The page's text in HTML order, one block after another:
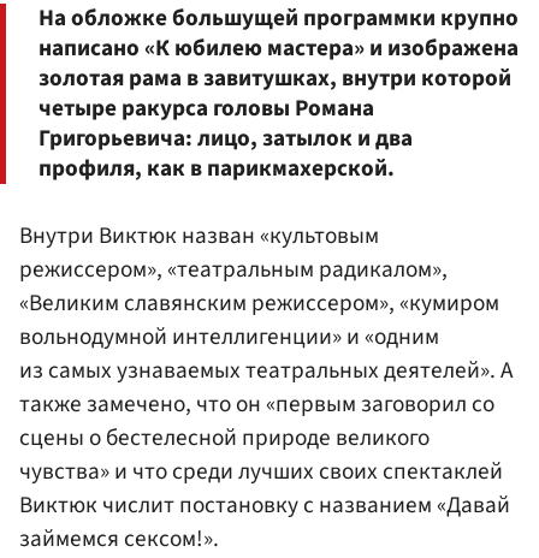
На обложке большущей программки крупно
написано «К юбилею мастера» и изображена
золотая рама в завитушках, внутри которой
четыре ракурса головы Романа
Григорьевича: лицо, затылок и два
профиля, как в парикмахерской.
Внутри Виктюк назван «культовым
режиссером», «театральным радикалом»,
«Великим славянским режиссером», «кумиром
вольнодумной интеллигенции» и «одним
из самых узнаваемых театральных деятелей». А
также замечено, что он «первым заговорил со
сцены о бестелесной природе великого
чувства» и что среди лучших своих спектаклей
Виктюк числит постановку с названием «Давай
займемся сексом!».